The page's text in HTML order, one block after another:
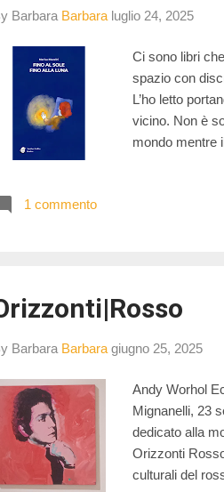
Barbara Barbara luglio 24, 2025
Ci sono libri
spazio con
L’ho letto
vicino. Non è
mondo mentre
stupore,
1 commento
Barbara Barbara giugno 25, 2025
Andy Worhol
Mignanelli, 23
dedicato alla
Orizzonti
culturali del